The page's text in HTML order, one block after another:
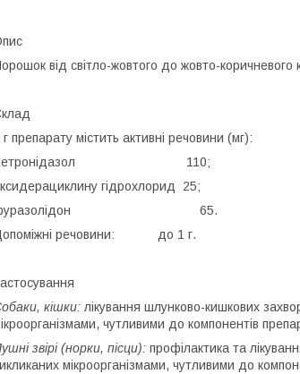
від світло-жовтого до жовто-коричневого
г препарату містить активні речовини (мг):
110;
гідрохлорид 25;
65.
речовини: до 1 г.
кішки: лікування шлунково-кишкових
чутливими до компонентів
звірі (норки, пісци): профілактика та
мікроорганізмами, чутливими до